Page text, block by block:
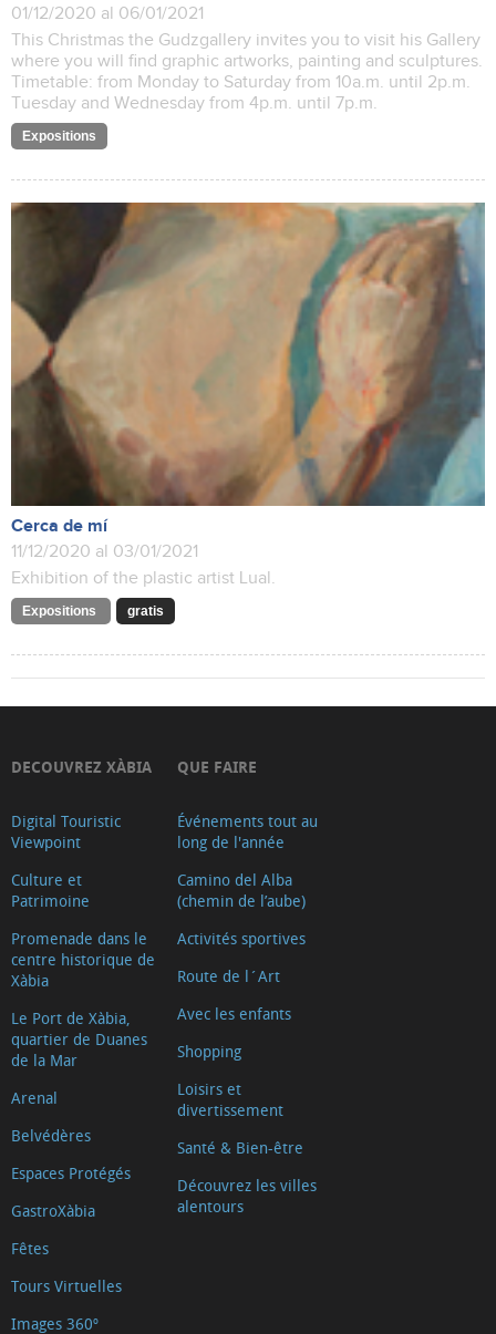
01/12/2020 al 06/01/2021
This Christmas the Gudzgallery invites you to visit his Gallery
where you will find graphic artworks, painting and sculptures.
Timetable: from Monday to Saturday from 10a.m. until 2p.m.
Tuesday and Wednesday from 4p.m. until 7p.m.
Expositions
Cerca de mí
11/12/2020 al 03/01/2021
Exhibition of the plastic artist Lual.
Expositions gratis
DECOUVREZ XÀBIA
Digital Touristic
Viewpoint
Culture et
Patrimoine
Promenade dans le
centre historique de
Xàbia
Le Port de Xàbia,
quartier de Duanes
de la Mar
Arenal
Belvédères
Espaces Protégés
GastroXàbia
Fêtes
Tours Virtuelles
Images 360º
QUE FAIRE
Événements tout au
long de l'année
Camino del Alba
(chemin de l’aube)
Activités sportives
Route de l´Art
Avec les enfants
Shopping
Loisirs et
divertissement
Santé & Bien-être
Découvrez les villes
alentours